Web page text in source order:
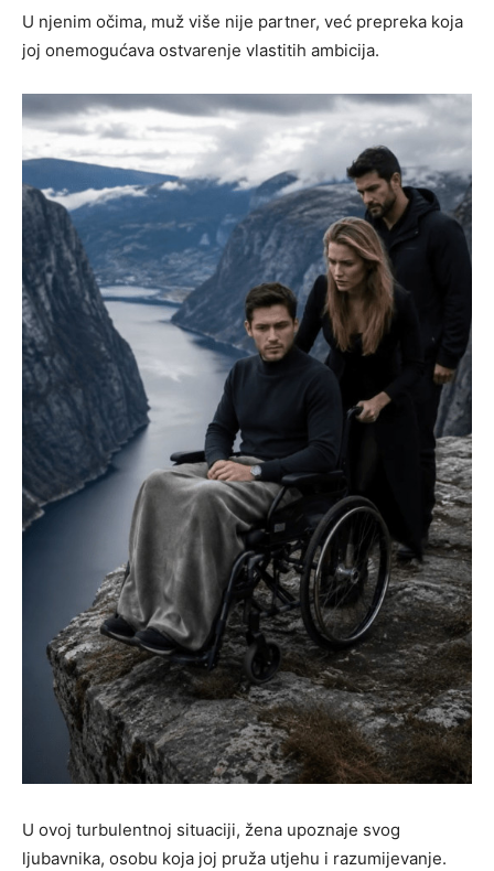
U njenim očima, muž više nije partner, već prepreka koja
joj onemogućava ostvarenje vlastitih ambicija.
U ovoj turbulentnoj situaciji, žena upoznaje svog
ljubavnika, osobu koja joj pruža utjehu i razumijevanje.